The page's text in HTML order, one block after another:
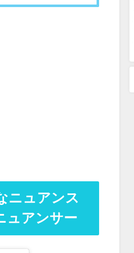
ニュアンス
ュアンサー